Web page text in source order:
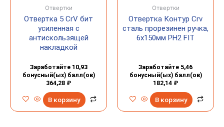
Отвертки
Отвертка 5 CrV бит
усиленная с
антискользящей
накладкой
Заработайте 10,93
бонусный(ых) балл(ов)
364,28 ₽
В корзину
Отвертки
Отвертка Контур Crv
сталь прорезинен ручка,
6х150мм РН2 FIT
Заработайте 5,46
бонусный(ых) балл(ов)
182,14 ₽
В корзину